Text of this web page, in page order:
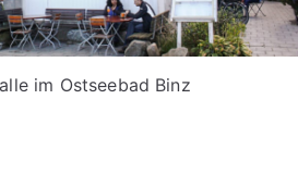
im Ostseebad Binz